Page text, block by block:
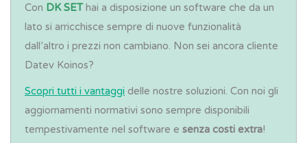
Con DK SEThai a disposizione un software che da un
lato si arricchisce sempre di nuove funzionalità
dall’altro i prezzi non cambiano. Non sei ancora cliente
Datev Koinos?
Scopri tutti i vantaggi delle nostre soluzioni. Con noi gli
aggiornamenti normativi sono sempre disponibili
tempestivamente nel software e senza costi extra!